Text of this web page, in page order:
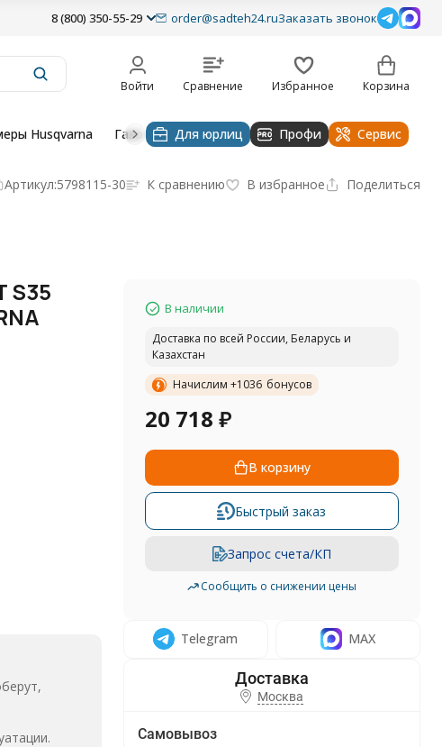
8 (800) 350-55-29 order@sadteh24.ruЗаказать звонок
Войти Сравнение Избранное Корзина
Husqvarna Газонокосилки husqvarna Тракторы и райдеры
Для юрлиц Профи Сервис
Артикул:5798115-30 К сравнению В избранное Поделиться
S35
В наличии
Доставка по всей России, Беларусь и
Казахстан
Начислим +1036 бонусов
20 718 ₽
В корзину
Быстрый заказ
Запрос счета/КП
Сообщить о снижении цены
Telegram MAX
Москва
Самовывоз